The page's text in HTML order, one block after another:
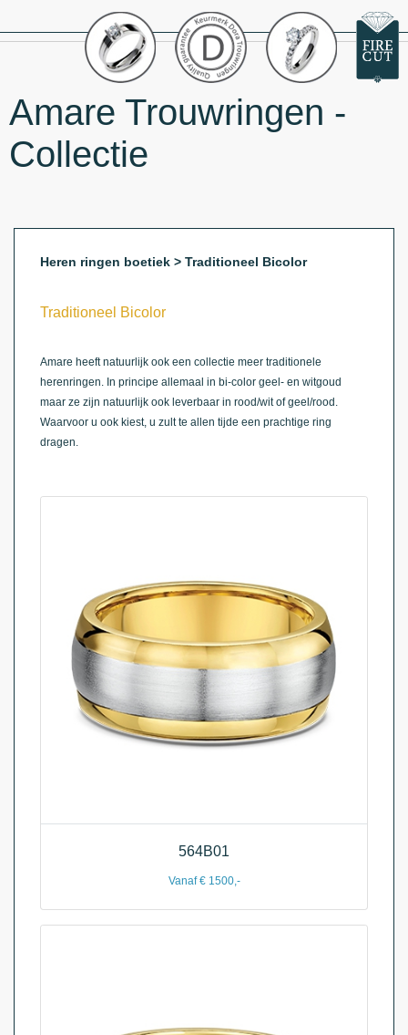
Amare Trouwringen -
Collectie
Heren ringen boetiek > Traditioneel Bicolor
Traditioneel Bicolor
Amare heeft natuurlijk ook een collectie meer traditionele
herenringen. In principe allemaal in bi-color geel- en witgoud
maar ze zijn natuurlijk ook leverbaar in rood/wit of geel/rood.
Waarvoor u ook kiest, u zult te allen tijde een prachtige ring
dragen.
564B01
Vanaf € 1500,-